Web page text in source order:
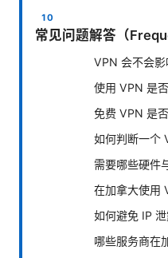
常见问题解答（
VPN 会不会影
使用 VPN 是否
免费 VPN 是
如何判断一个
需要哪些硬件
在加拿大使用
如何避免 IP 泄
哪些服务商在